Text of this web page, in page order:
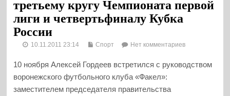
третьему кругу Чемпионата первой
лиги и четвертьфиналу Кубка
России
10.11.2011 23:14 Спорт Нет комментариев
10 ноября Алексей Гордеев встретился с руководством
воронежского футбольного клуба «Факел»:
заместителем председателя правительства